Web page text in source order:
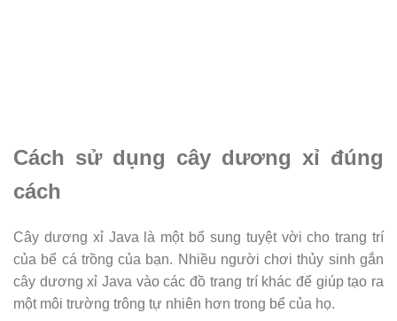
Cách sử dụng cây dương xỉ đúng
cách
Cây dương xỉ Java là một bổ sung tuyệt vời cho trang trí
của bể cá trồng của bạn. Nhiều người chơi thủy sinh gắn
cây dương xỉ Java vào các đồ trang trí khác để giúp tạo ra
một môi trường trông tự nhiên hơn trong bể của họ.